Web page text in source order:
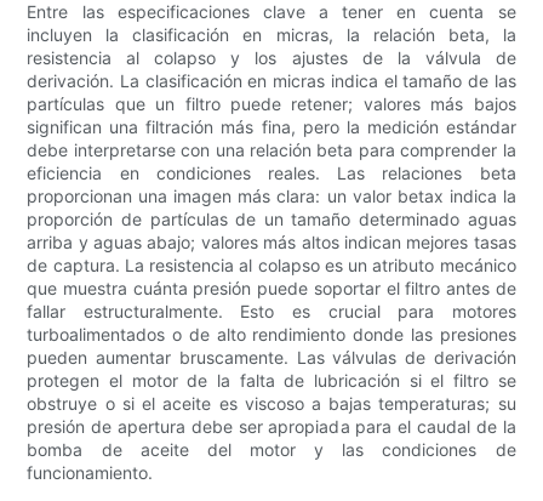
Entre las especificaciones clave a tener en cuenta se
incluyen la clasificación en micras, la relación beta, la
resistencia al colapso y los ajustes de la válvula de
derivación. La clasificación en micras indica el tamaño de las
partículas que un filtro puede retener; valores más bajos
significan una filtración más fina, pero la medición estándar
debe interpretarse con una relación beta para comprender la
eficiencia en condiciones reales. Las relaciones beta
proporcionan una imagen más clara: un valor betax indica la
proporción de partículas de un tamaño determinado aguas
arriba y aguas abajo; valores más altos indican mejores tasas
de captura. La resistencia al colapso es un atributo mecánico
que muestra cuánta presión puede soportar el filtro antes de
fallar estructuralmente. Esto es crucial para motores
turboalimentados o de alto rendimiento donde las presiones
pueden aumentar bruscamente. Las válvulas de derivación
protegen el motor de la falta de lubricación si el filtro se
obstruye o si el aceite es viscoso a bajas temperaturas; su
presión de apertura debe ser apropiada para el caudal de la
bomba de aceite del motor y las condiciones de
funcionamiento.